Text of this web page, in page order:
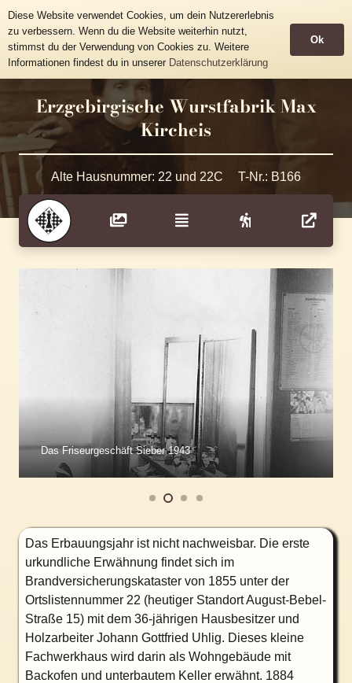
Historische Häusertafeln
Gemeinde Grünhainichen
Erzgebirgische Wurstfabrik Max
Kircheis
Alte Hausnummer: 22 und 22C T-Nr.: B166
Das Friseurgeschäft Sieber 1943
Das Erbauungsjahr ist nicht nachweisbar. Die erste
urkundliche Erwähnung findet sich im
Brandversicherungskataster von 1855 unter der
Ortslistennummer 22 (heutiger Standort August-Bebel-
Straße 15) mit dem 36-jährigen Hausbesitzer und
Holzarbeiter Johann Gottfried Uhlig. Dieses kleine
Fachwerkhaus wird darin als Wohngebäude mit
Backofen und unterbautem Keller erwähnt. 1884
Diese Website verwendet Cookies, um dein Nutzererlebnis
zu verbessern. Wenn du die Website weiterhin nutzt,
stimmst du der Verwendung von Cookies zu. Weitere
Informationen findest du in unserer Datenschutzerklärung
Ok